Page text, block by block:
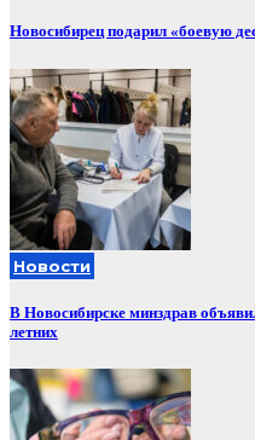
Новосибирец подарил «боевую
Новости
В Новосибирске минздрав
летних